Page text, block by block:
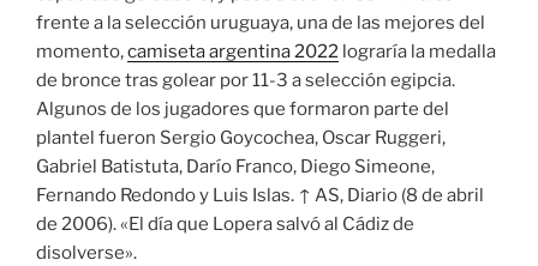
frente a la selección uruguaya, una de las mejores del
momento,camiseta argentina 2022 lograría la medalla
de bronce tras golear por 11-3 a selección egipcia.
Algunos de los jugadores que formaron parte del
plantel fueron Sergio Goycochea, Oscar Ruggeri,
Gabriel Batistuta, Darío Franco, Diego Simeone,
Fernando Redondo y Luis Islas. ↑ AS, Diario (8 de abril
de 2006). «El día que Lopera salvó al Cádiz de
disolverse».